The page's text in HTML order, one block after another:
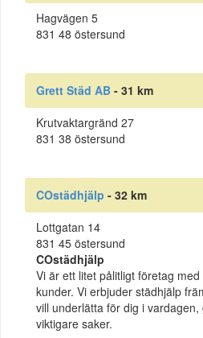
Hagvägen 5
831 48 östersund
Grett Städ AB - 31 km
Krutvaktargränd 27
831 38 östersund
COstädhjälp - 32 km
Lottgatan 14
831 45 östersund
COstädhjälp
Vi är ett litet pålitligt företag
kunder. Vi erbjuder städhjälp
vill underlätta för dig i
viktigare saker.